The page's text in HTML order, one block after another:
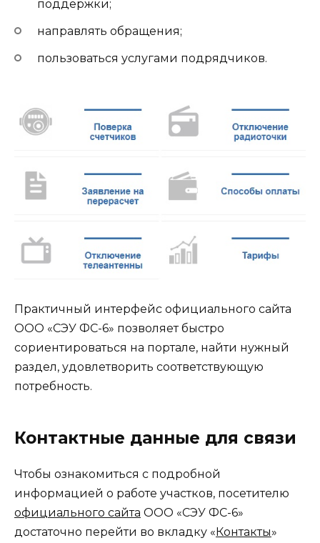
поддержки;
направлять обращения;
пользоваться услугами подрядчиков.
Практичный интерфейс официального сайта
ООО «СЭУ ФС-6» позволяет быстро
сориентироваться на портале, найти нужный
раздел, удовлетворить соответствующую
потребность.
Контактные данные для связи
Чтобы ознакомиться с подробной
информацией о работе участков, посетителю
официального сайта ООО «СЭУ ФС-6»
достаточно перейти во вкладку «Контакты»